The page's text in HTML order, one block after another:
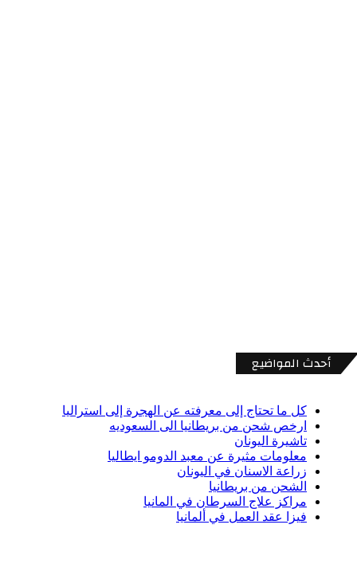
أحدث المواضيع
كل ما تحتاج إلى معرفته عن الهجرة إلى استراليا
ارخص شحن من بريطانيا الى السعوديه
تاشيرة اليونان
معلومات مثيرة عن معبد الدومو ايطاليا
زراعة الاسنان في اليونان
الشحن من بريطانيا
مراكز علاج السرطان في المانيا
فيزا عقد العمل في ألمانيا